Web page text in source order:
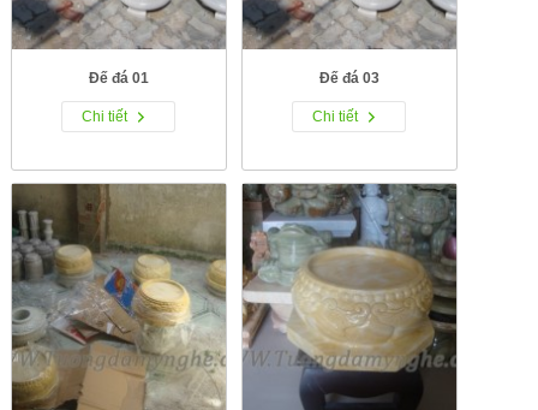
Đế đá 01
Chi tiết
Đế đá 03
Chi tiết